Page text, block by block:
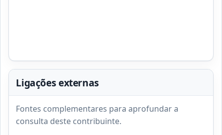
Ligações externas
Fontes complementares para aprofundar a
consulta deste contribuinte.